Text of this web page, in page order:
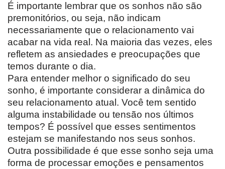
É importante lembrar que os sonhos não são
premonitórios, ou seja, não indicam
necessariamente que o relacionamento vai
acabar na vida real. Na maioria das vezes, eles
refletem as ansiedades e preocupações que
temos durante o dia.
Para entender melhor o significado do seu
sonho, é importante considerar a dinâmica do
seu relacionamento atual. Você tem sentido
alguma instabilidade ou tensão nos últimos
tempos? É possível que esses sentimentos
estejam se manifestando nos seus sonhos.
Outra possibilidade é que esse sonho seja uma
forma de processar emoções e pensamentos